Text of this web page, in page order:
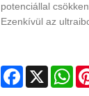
potenciállal
Ezenkívül az
Facebook
X